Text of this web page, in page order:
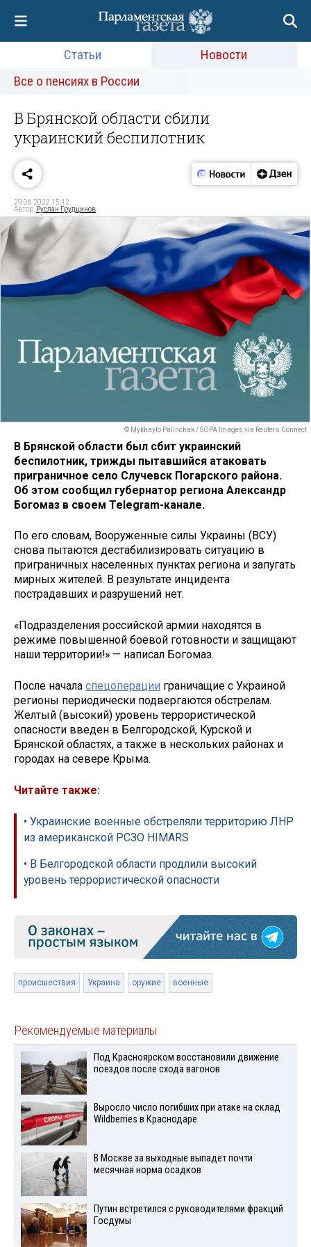
Статьи
Новости
Все о пенсиях в России
В Брянской области сбили
украинский беспилотник
29.06.2022 15:12
Автор: Руслан Грудцинов
© Mykhaylo Palinchak / SOPA Images via Reuters Connect
В Брянской области был сбит украинский
беспилотник, трижды пытавшийся атаковать
приграничное село Случевск Погарского района.
Об этом сообщил губернатор региона Александр
Богомаз в своем Telegram-канале.
По его словам, Вооруженные силы Украины (ВСУ)
снова пытаются дестабилизировать ситуацию в
приграничных населенных пунктах региона и запугать
мирных жителей. В результате инцидента
пострадавших и разрушений нет.
«Подразделения российской армии находятся в
режиме повышенной боевой готовности и защищают
наши территории!» — написал Богомаз.
После начала спецоперации граничащие с Украиной
регионы периодически подвергаются обстрелам.
Желтый (высокий) уровень террористической
опасности введен в Белгородской, Курской и
Брянской областях, а также в нескольких районах и
городах на севере Крыма.
Читайте также:
• Украинские военные обстреляли территорию ЛНР
из американской РСЗО HIMARS
• В Белгородской области продлили высокий
уровень террористической опасности
происшествия Украина оружие военные
Рекомендуемые материалы
Под Красноярском восстановили движение
поездов после схода вагонов
Выросло число погибших при атаке на склад
Wildberries в Краснодаре
В Москве за выходные выпадет почти
месячная норма осадков
Путин встретился с руководителями фракций
Госдумы